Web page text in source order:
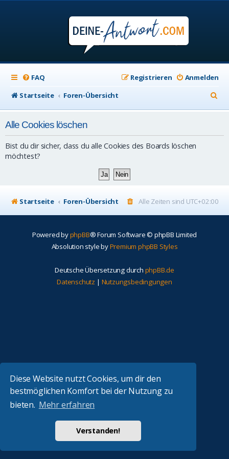
Diese Website nutzt Cookies, um dir den
bestmöglichen Komfort bei der Nutzung zu
bieten. Mehr erfahren
Verstanden!
FAQ Anmelden
Registrieren
Startseite
Foren-Übersicht
u
Alle Cookies löschen
Bist du dir sicher, dass du alle Cookies des Boards löschen
möchtest?
Startseite Foren-Übersicht Alle Zeiten sind UTC+02:00
Powered byphpBB® Forum Software © phpBB Limited
Absolution style byPremium phpBB Styles
Deutsche Übersetzung durch phpBB.de
Datenschutz | Nutzungsbedingungen